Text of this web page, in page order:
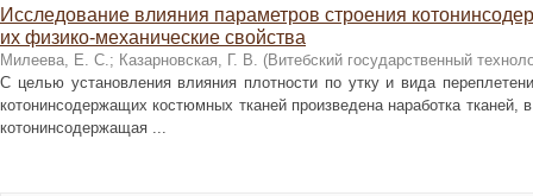
Исследование влияния параметров строения
их физико-механические свойства
Милеева, Е. С.; Казарновская, Г. В. (Витебский государственный
С целью установления влияния плотности по утку и вида
котонинсодержащих костюмных тканей произведена наработка тканей,
котонинсодержащая ...